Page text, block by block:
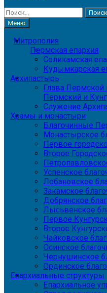
Найти:
Меню
Митрополия
Пермская епархия
Соликамская
Кудымкарская
Архипастырь
Глава Пермской
Пермский и
Служение
Храмы и монастыри
Благочинные
Монастырское
Первое
Второе
Успенское
Лобановское
Закамское
Добрянское
Лысьвенское
Первое
Второе
Чайковское
Осинское
Чернушинское
Ординское
Епархиальные структуры
Епархиальное